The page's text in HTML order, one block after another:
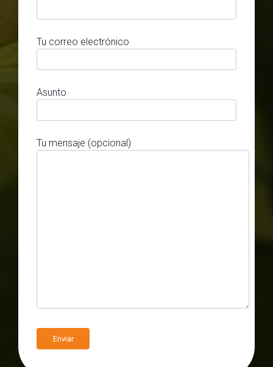
Tu correo electrónico
Asunto
Tu mensaje (opcional)